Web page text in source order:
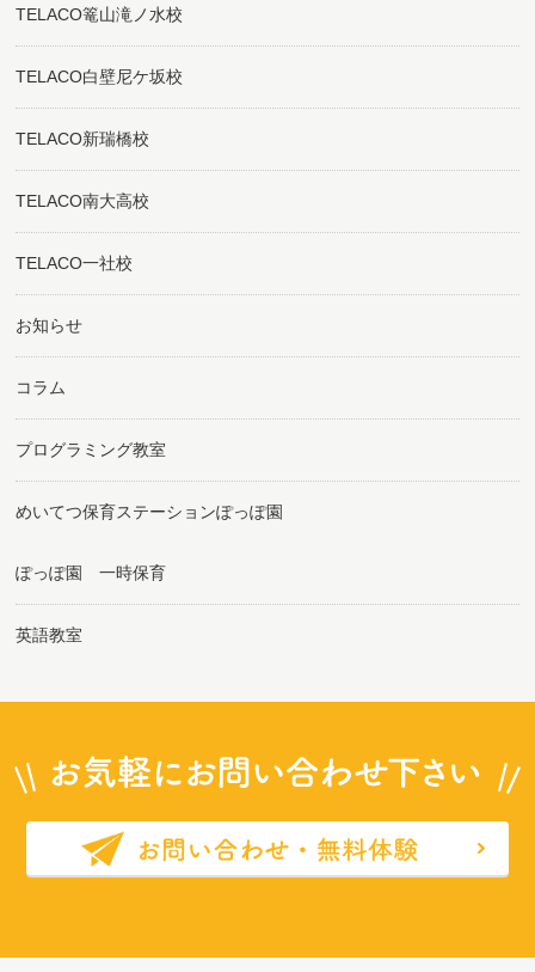
TELACO篭山滝ノ水校
TELACO白壁尼ケ坂校
TELACO新瑞橋校
TELACO南大高校
TELACO一社校
お知らせ
コラム
プログラミング教室
めいてつ保育ステーションぽっぽ園
ぽっぽ園 一時保育
英語教室